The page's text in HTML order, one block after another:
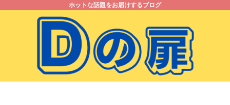
ホットな話題をお届けするブログ